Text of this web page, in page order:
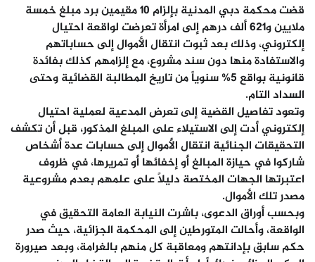
قضت محكمة دبي المدنية بإلزام 10 مقيمين برد مبلغ خمسة
ملايين و621 ألف درهم إلى امرأة تعرضت لواقعة احتيال
إلكتروني، وذلك بعد ثبوت انتقال الأموال إلى حساباتهم
والاستفادة منها دون سند مشروع، مع إلزامهم كذلك بفائدة
قانونية بواقع 5% سنوياً من تاريخ المطالبة القضائية وحتى
السداد التام.
وتعود تفاصيل القضية إلى تعرض المدعية لعملية احتيال
إلكتروني أدت إلى الاستيلاء على المبلغ المذكور، قبل أن تكشف
التحقيقات الجنائية انتقال الأموال إلى حسابات عدة أشخاص
شاركوا في حيازة المبالغ أو إخفائها أو تمريرها، في ظروف
اعتبرتها الجهات المختصة دليلاً على علمهم بعدم مشروعية
مصدر تلك الأموال.
وبحسب أوراق الدعوى، باشرت النيابة العامة التحقيق في
الواقعة، وأحالت المتورطين إلى المحكمة الجزائية، حيث صدر
حكم سابق بإدانتهم ومعاقبة كل منهم بالغرامة، وبعد صيرورة